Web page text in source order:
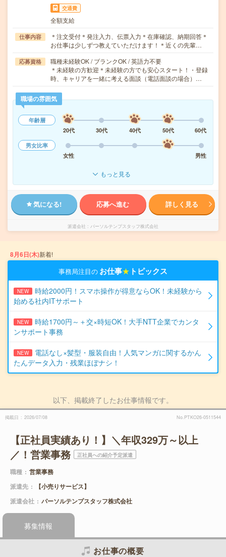
交通費
全額支給
仕事内容
＊注文受付＊発注入力、伝票入力＊在庫確認、納期回答＊
お仕事は少しずつ教えていただけます！＊近くの先輩…
応募資格
職種未経験OK / ブランクOK / 英語力不要
＊未経験の方歓迎＊未経験の方でも安心スタート！・登録
時、キャリアを一緒に考える面談（電話面談の場合）…
職場の雰囲気
年齢層
20代
30代 40代 50代
60代
男女比率
女性
男性
もっと見る
気になる! 応募へ進む 詳しく見る
派遣会社 パーソルテンプスタッフ株式会社
8月6日(木)新着!
事務局注目の お仕事★ トピックス
NEW
時給2000円！スマホ操作が得意ならOK！未経験から
始める社内ITサポート
NEW
時給1700円～＋交×時短OK！大手NTT企業でカンタ
ンサポート事務
NEW
電話なし×髪型・服装自由！人気マンガに関するかん
たんデータ入力・残業ほぼナシ！
以下、掲載終了したお仕事情報です。
掲載日 2026/07/08 No.PTKO26-0511544
【正社員実績あり！】＼年収329万～以上
／！営業事務
正社員への紹介予定派遣
職種
営業事務
派遣先
【小売りサービス】
派遣会社
パーソルテンプスタッフ株式会社
募集情報
お仕事の概要